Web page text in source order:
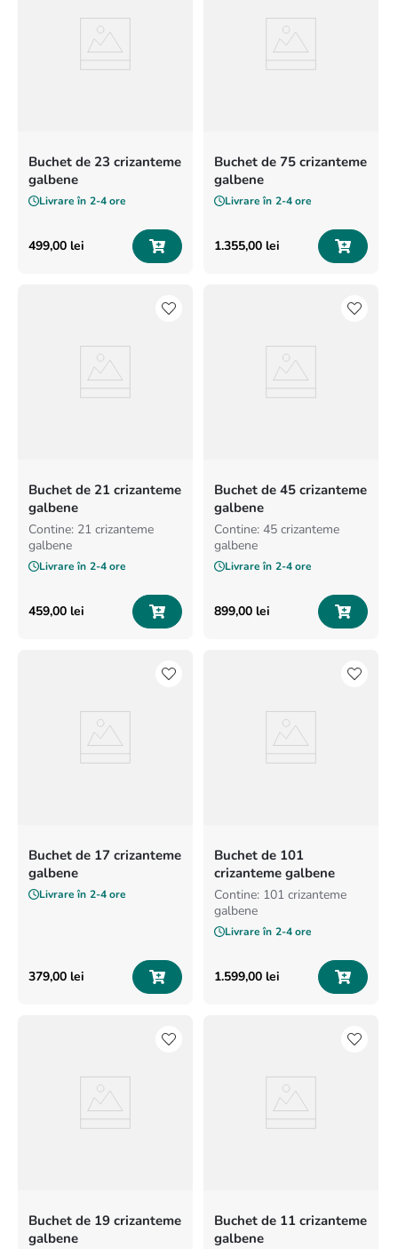
Buchet de 23 crizanteme
galbene
Livrare în 2-4 ore
499,00 lei
Buchet de 75 crizanteme
galbene
Livrare în 2-4 ore
1.355,00 lei
Buchet de 21 crizanteme
galbene
Contine: 21 crizanteme
galbene
Livrare în 2-4 ore
459,00 lei
Buchet de 45 crizanteme
galbene
Contine: 45 crizanteme
galbene
Livrare în 2-4 ore
899,00 lei
Buchet de 17 crizanteme
galbene
Livrare în 2-4 ore
379,00 lei
Buchet de 101
crizanteme galbene
Contine: 101 crizanteme
galbene
Livrare în 2-4 ore
1.599,00 lei
Buchet de 19 crizanteme
galbene
Buchet de 11 crizanteme
galbene